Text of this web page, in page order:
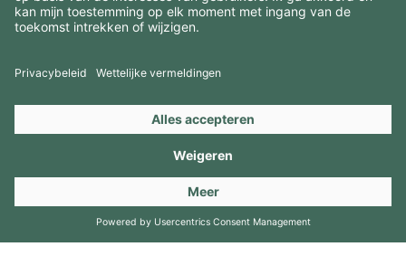
CONTACTEN
Copyright 2026 © Amorim Cork Solutions. All rights reserved.
byWebcomum